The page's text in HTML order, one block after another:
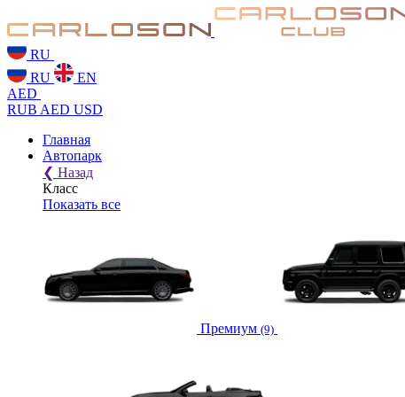
RU
RU
EN
AED
RUB AED USD
Главная
Автопарк
❮ Назад
Класс
Показать все
Премиум (9)